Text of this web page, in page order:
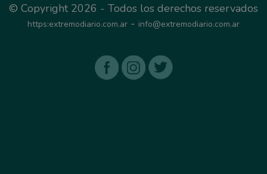
© Copyright 2026 - Todos los derechos reservados
https:extremodiario.com.ar - info@extremodiario.com.ar